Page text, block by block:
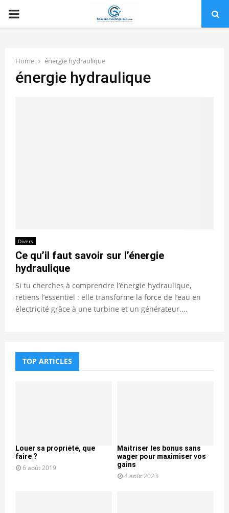
PRIMARY
Home énergie hydraulique
énergie hydraulique
Divers
Ce qu’il faut savoir sur l’énergie
hydraulique
Si tu cherches à comprendre l’énergie hydraulique,
retiens l’essentiel : elle transforme la force de l’eau en
électricité grâce à une turbine et un générateur....
TOP ARTICLES
Louer sa propriété, que
faire ?
6 août 2019
Maitriser les bonus sans
wager pour maximiser vos
gains
4 août 2023